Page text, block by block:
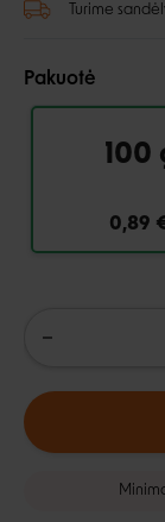
Turime
Pakuotė
100
0,89